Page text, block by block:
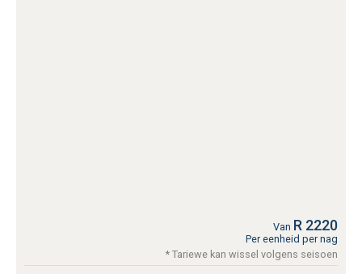
Van R 2220
Per eenheid per nag
* Tariewe kan wissel volgens seisoen